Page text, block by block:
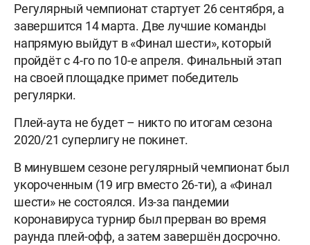
Регулярный чемпионат стартует 26 сентября, а
завершится 14 марта. Две лучшие команды
напрямую выйдут в «Финал шести», который
пройдёт с 4-го по 10-е апреля. Финальный этап
на своей площадке примет победитель
регулярки.
Плей-аута не будет – никто по итогам сезона
2020/21 суперлигу не покинет.
В минувшем сезоне регулярный чемпионат был
укороченным (19 игр вместо 26-ти), а «Финал
шести» не состоялся. Из-за пандемии
коронавируса турнир был прерван во время
раунда плей-офф, а затем завершён досрочно.